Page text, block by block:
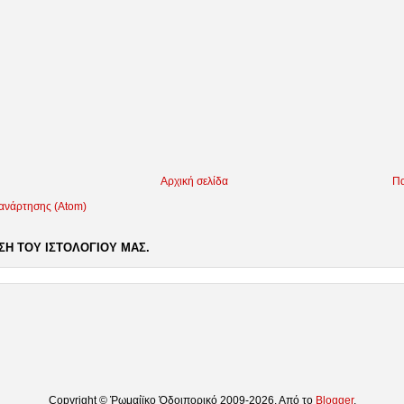
Αρχική σελίδα
(Atom)
ΤΟΥ ΙΣΤΟΛΟΓΙΟΥ ΜΑΣ.
Copyright © Ῥωμαίϊκο Ὁδοιπορικό 2009-2026. Από το Blogger.